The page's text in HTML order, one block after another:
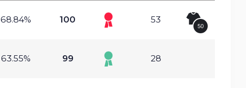
68.84% 100 53
50
63.55% 99 28